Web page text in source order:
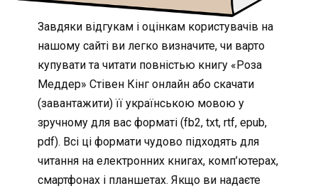
Завдяки відгукам і оцінкам користувачів на
нашому сайті ви легко визначите, чи варто
купувати та читати повністью книгу «Роза
Меддер» Стівен Кінг онлайн або скачати
(завантажити) її українською мовою у
зручному для вас форматі (fb2, txt, rtf, epub,
pdf). Всі ці формати чудово підходять для
читання на електронних книгах, комп’ютерах,
смартфонах і планшетах. Якщо ви надаєте